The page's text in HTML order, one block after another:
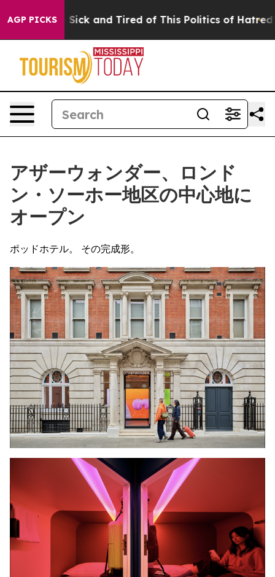
AGP PICKS
Are Sick and Tired of This Politics of Hatred” The
アザーウォンダー、ロンド
ン・ソーホー地区の中心地に
オープン
ポッドホテル。 その完成形。